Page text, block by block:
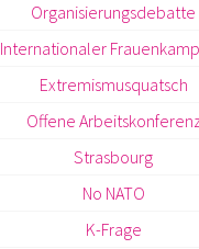
Organisierungsdebatte
Internationaler
Extremismusquatsch
Offene
Strasbourg
No NATO
K-Frage